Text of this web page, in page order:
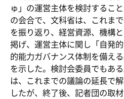
ゅ」の運営主体を検討するこ
の会合で、文科省は、これま
を振り返り、経営資源、機構
掲げ、運営主体に関し「自発
的能力ガバナンス体制を備え
を示した。検討会委員でもあ
は、これまでの議論の延長で
したが、終了後、記者団の取